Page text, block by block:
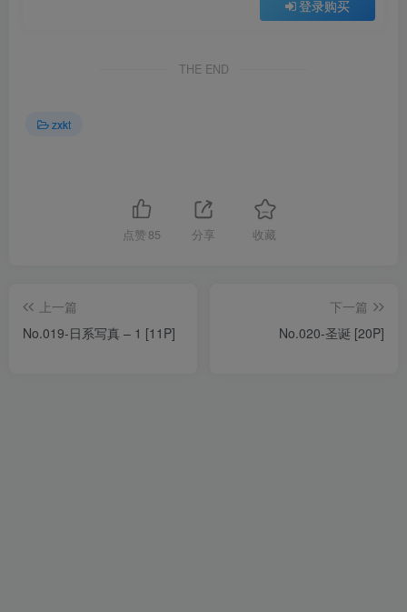
登录购买
THE END
zxkt
点赞 85 分享 收藏
上一篇
No.019-日系写真 – 1 [11P]
下一篇
No.020-圣诞 [20P]